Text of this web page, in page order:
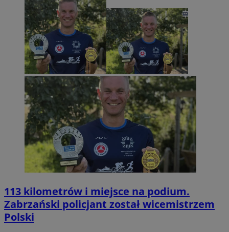
113 kilometrów i miejsce na podium.
Zabrzański policjant został wicemistrzem
Polski